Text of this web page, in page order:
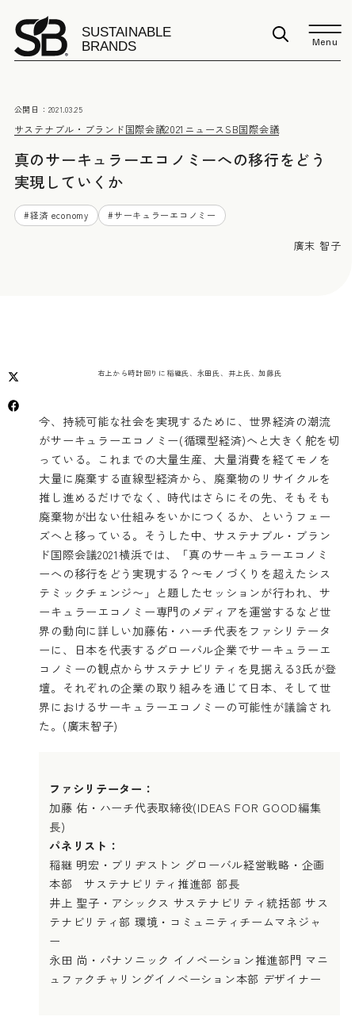
Menu
サステナブル・ブランド国際会議2021 ニュースSB国際会議
公開日： 2021.03.25
真のサーキュラーエコノミーへの移行をどう
実現していくか
#経済 economy #サーキュラーエコノミー
廣末 智子
右上から時計回りに稲継氏、永田氏、井上氏、加藤氏
今、持続可能な社会を実現するために、世界経済の潮流
がサーキュラーエコノミー(循環型経済)へと大きく舵を切
っている。これまでの大量生産、大量消費を経てモノを
大量に廃棄する直線型経済から、廃棄物のリサイクルを
推し進めるだけでなく、時代はさらにその先、そもそも
廃棄物が出ない仕組みをいかにつくるか、というフェー
ズへと移っている。そうした中、サステナブル・ブラン
ド国際会議2021横浜では、「真のサーキュラーエコノミ
ーへの移行をどう実現する？〜モノづくりを超えたシス
テミックチェンジ〜」と題したセッションが行われ、サ
ーキュラーエコノミー専門のメディアを運営するなど世
界の動向に詳しい加藤佑・ハーチ代表をファシリテータ
ーに、日本を代表するグローバル企業でサーキュラーエ
コノミーの観点からサステナビリティを見据える3氏が登
壇。それぞれの企業の取り組みを通じて日本、そして世
界におけるサーキュラーエコノミーの可能性が議論され
た。(廣末智子)
ファシリテーター：
加藤 佑・ハーチ代表取締役(IDEAS FOR GOOD編集
長)
パネリスト：
稲継 明宏・ブリヂストン グローバル経営戦略・企画
本部 サステナビリティ推進部 部長
井上 聖子・アシックス サステナビリティ統括部 サス
テナビリティ部 環境・コミュニティチームマネジャ
ー
永田 尚・パナソニック イノベーション推進部門 マニ
ュファクチャリングイノベーション本部 デザイナー